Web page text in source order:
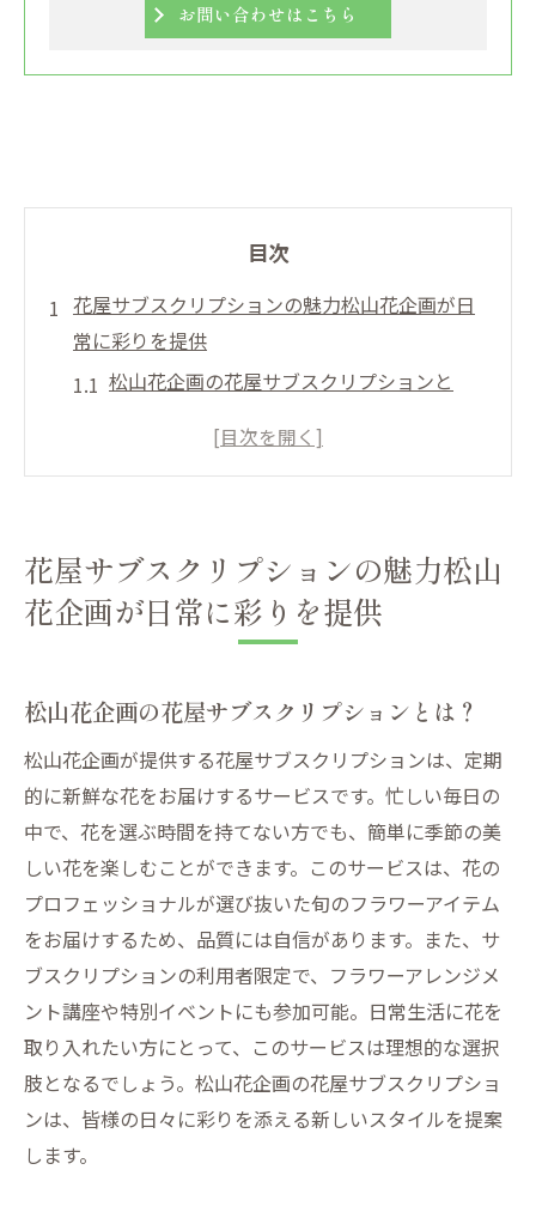
お問い合わせはこちら
目次
花屋サブスクリプションの魅力松山花企画が日
常に彩りを提供
松山花企画の花屋サブスクリプションと
毎月届く花で日常を豊かに
プロが選ぶおすすめフラワーアイテム
お客様の声から見る人気の理由
プションサービス
松山花企画の品質へのこだわり
定期便で楽しむ季節の花々
サブスクリプション利用者の体験談
花の持つ癒し効果とは
花の選び方とアレンジのポイント
花屋サブスクリプションで四季を感じる生活を
松山花企画の提案
春夏秋冬の花を楽しむ秘訣
季節ごとのおすすめフラワーアレンジメン
ト
花屋サブスクリプションの魅力松山
花企画が日常に彩りを提供
松山花企画の花屋サブスクリプションとは？
松山花企画が提供する花屋サブスクリプションは、定期
的に新鮮な花をお届けするサービスです。忙しい毎日の
中で、花を選ぶ時間を持てない方でも、簡単に季節の美
しい花を楽しむことができます。このサービスは、花の
プロフェッショナルが選び抜いた旬のフラワーアイテム
をお届けするため、品質には自信があります。また、サ
ブスクリプションの利用者限定で、フラワーアレンジメ
ント講座や特別イベントにも参加可能。日常生活に花を
取り入れたい方にとって、このサービスは理想的な選択
肢となるでしょう。松山花企画の花屋サブスクリプショ
ンは、皆様の日々に彩りを添える新しいスタイルを提案
します。